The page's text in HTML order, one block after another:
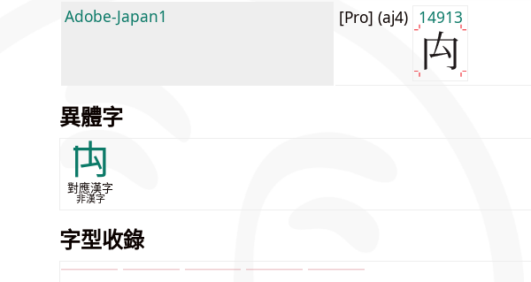
Adobe-Japan1 [Pro] (aj4) 14913
異體字
禸
對應漢字
非漢字
字型收錄